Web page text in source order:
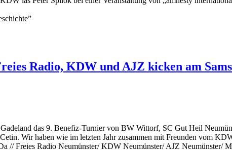
Radio, KDW und AJZ kicken am
das 9. Benefiz-Turnier von BW Wittorf, SC Gut Heil
Wir haben wie im letzten Jahr zusammen mit Freunden vom
// Freies Radio Neumünster/ KDW Neumünster/ AJZ Neumünster/